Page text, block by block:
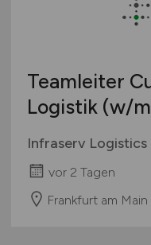
Teamleiter
Logistik (w/
Infraserv Logistics
vor 2 Tagen
Frankfurt am Main